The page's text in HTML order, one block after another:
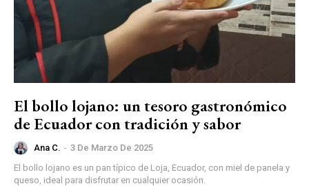
El bollo lojano: un tesoro gastronómico
de Ecuador con tradición y sabor
Ana C. - 3 De Marzo De 2025
El bollo lojano es un pan típico de Loja, Ecuador, con miel de panela y
queso, ideal para disfrutar en cualquier ocasión.